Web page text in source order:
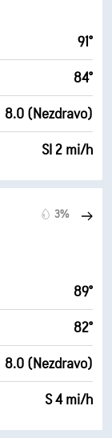
91°
84°
8.0 (Nezdravo)
SI 2 mi/h
3%
89°
82°
8.0 (Nezdravo)
S 4 mi/h